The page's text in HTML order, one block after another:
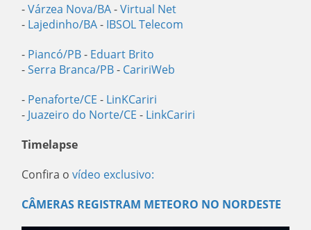
-Várzea Nova/BA-Virtual Net
- Lajedinho/BA- IBSOL Telecom
- Piancó/PB- Eduart Brito
-Serra Branca/PB- CaririWeb
- Penaforte/CE - LinKCariri
- Juazeiro do Norte/CE - LinkCariri
Timelapse
Confira o vídeo exclusivo:
CÂMERAS REGISTRAM METEORO NO NORDESTE